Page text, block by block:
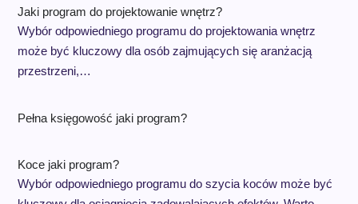
Jaki program do projektowanie wnętrz?
Wybór odpowiedniego programu do projektowania wnętrz
może być kluczowy dla osób zajmujących się aranżacją
przestrzeni,…
Pełna księgowość jaki program?
Koce jaki program?
Wybór odpowiedniego programu do szycia koców może być